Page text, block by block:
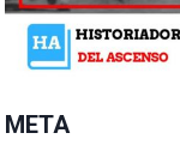
META